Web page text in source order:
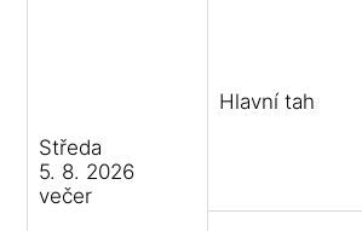
Středa
5. 8. 2026
večer
Hlavní tah